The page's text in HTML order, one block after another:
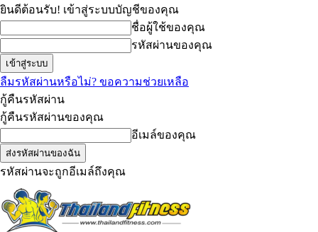
ยินดีต้อนรับ! เข้าสู่ระบบบัญชีของคุณ
ชื่อผู้ใช้ของคุณ
รหัสผ่านของคุณ
ลืมรหัสผ่านหรือไม่? ขอความช่วยเหลือ
กู้คืนรหัสผ่าน
กู้คืนรหัสผ่านของคุณ
อีเมล์ของคุณ
รหัสผ่านจะถูกอีเมล์ถึงคุณ